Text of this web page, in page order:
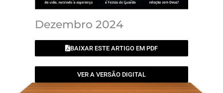
Dezembro 2024
BAIXAR ESTE ARTIGO EM PDF
VER A VERSÃO DIGITAL